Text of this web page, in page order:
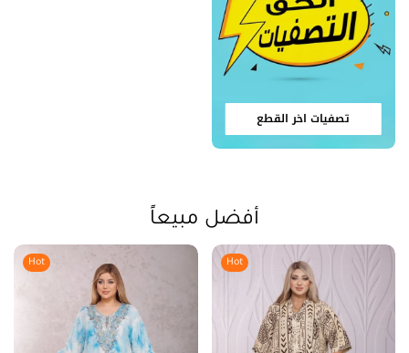
تصفيات اخر القطع
أفضل مبيعاً
Hot
Hot